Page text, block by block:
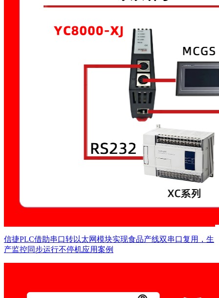
信捷PLC借助串口转以太网模块实现食品产线双串口复用，生
产监控同步运行不停机应用案例